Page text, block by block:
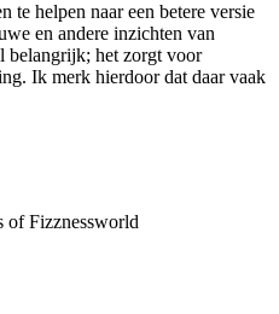
te helpen naar een betere versie
en andere inzichten van
belangrijk; het zorgt voor
Ik merk hierdoor dat daar vaak
of Fizznessworld